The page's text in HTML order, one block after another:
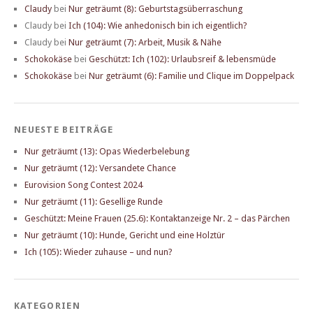
Claudy bei Nur geträumt (8): Geburtstagsüberraschung
Claudy bei Ich (104): Wie anhedonisch bin ich eigentlich?
Claudy bei Nur geträumt (7): Arbeit, Musik & Nähe
Schokokäse bei Geschützt: Ich (102): Urlaubsreif & lebensmüde
Schokokäse bei Nur geträumt (6): Familie und Clique im Doppelpack
NEUESTE BEITRÄGE
Nur geträumt (13): Opas Wiederbelebung
Nur geträumt (12): Versandete Chance
Eurovision Song Contest 2024
Nur geträumt (11): Gesellige Runde
Geschützt: Meine Frauen (25.6): Kontaktanzeige Nr. 2 – das Pärchen
Nur geträumt (10): Hunde, Gericht und eine Holztür
Ich (105): Wieder zuhause – und nun?
KATEGORIEN